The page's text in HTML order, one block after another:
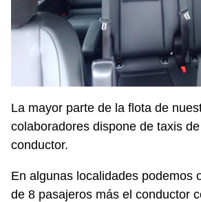
La mayor parte de la flota de
colaboradores dispone de taxis
conductor.
En algunas localidades podemos
de 8 pasajeros más el conductor